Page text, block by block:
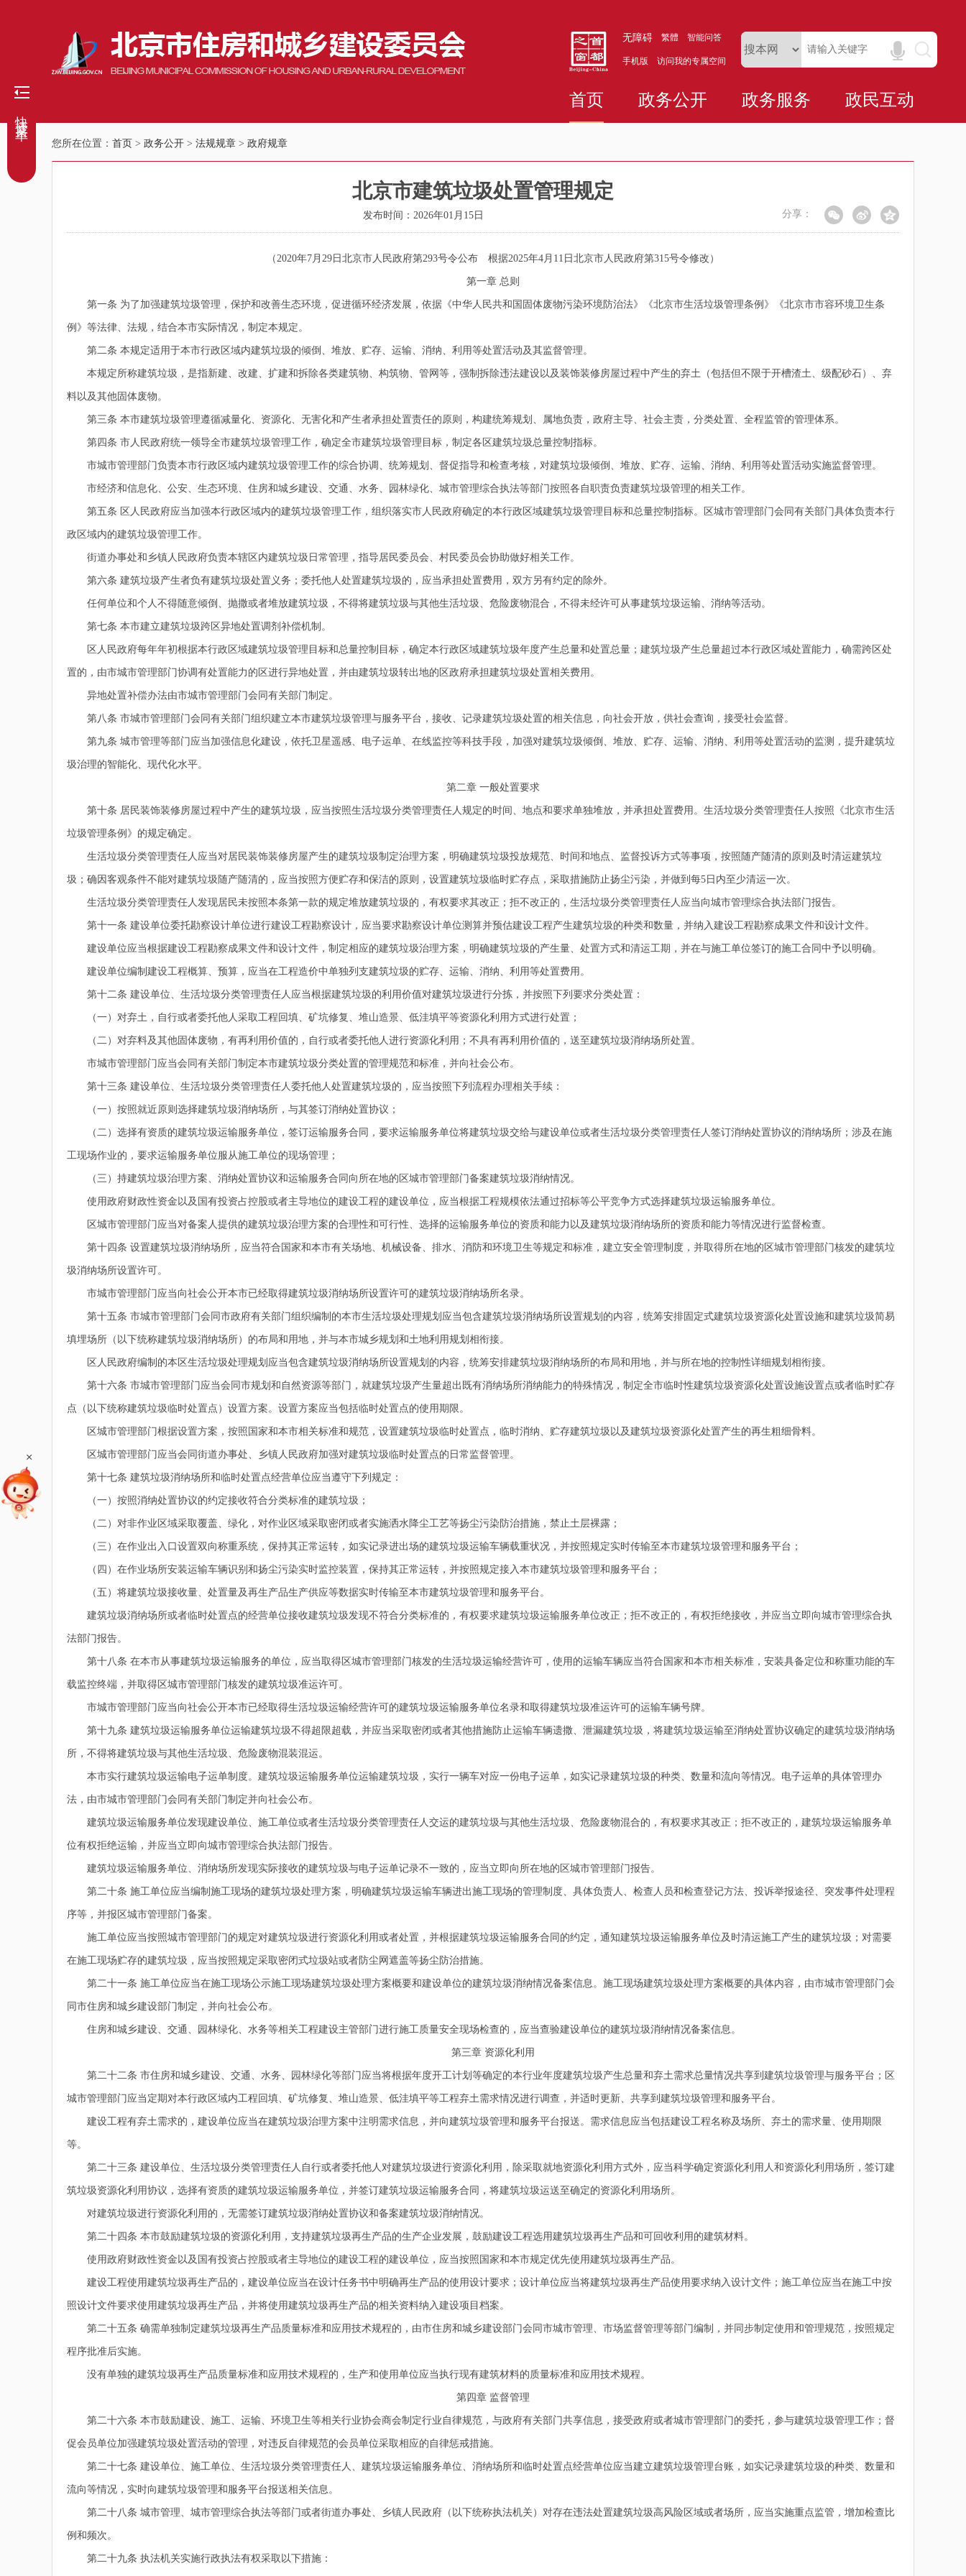
无障碍 繁體 智能问答
手机版 访问我的专属空间
首页 政务公开 政务服务 政民互动
您所在位置： 首页 > 政务公开 > 法规规章 > 政府规章
北京市建筑垃圾处置管理规定
分享：
发布时间：2026年01月15日
（2020年7月29日北京市人民政府第293号令公布 根据2025年4月11日北京市人民政府第315号令修改）
第一章 总则
第一条 为了加强建筑垃圾管理，保护和改善生态环境，促进循环经济发展，依据《中华人民共和国固体废物污染环境防治法》《北京市生活垃圾管理条例》《北京市市容环境卫生条
例》等法律、法规，结合本市实际情况，制定本规定。
第二条 本规定适用于本市行政区域内建筑垃圾的倾倒、堆放、贮存、运输、消纳、利用等处置活动及其监督管理。
本规定所称建筑垃圾，是指新建、改建、扩建和拆除各类建筑物、构筑物、管网等，强制拆除违法建设以及装饰装修房屋过程中产生的弃土（包括但不限于开槽渣土、级配砂石）、弃
料以及其他固体废物。
第三条 本市建筑垃圾管理遵循减量化、资源化、无害化和产生者承担处置责任的原则，构建统筹规划、属地负责，政府主导、社会主责，分类处置、全程监管的管理体系。
第四条 市人民政府统一领导全市建筑垃圾管理工作，确定全市建筑垃圾管理目标，制定各区建筑垃圾总量控制指标。
市城市管理部门负责本市行政区域内建筑垃圾管理工作的综合协调、统筹规划、督促指导和检查考核，对建筑垃圾倾倒、堆放、贮存、运输、消纳、利用等处置活动实施监督管理。
市经济和信息化、公安、生态环境、住房和城乡建设、交通、水务、园林绿化、城市管理综合执法等部门按照各自职责负责建筑垃圾管理的相关工作。
第五条 区人民政府应当加强本行政区域内的建筑垃圾管理工作，组织落实市人民政府确定的本行政区域建筑垃圾管理目标和总量控制指标。区城市管理部门会同有关部门具体负责本行
政区域内的建筑垃圾管理工作。
街道办事处和乡镇人民政府负责本辖区内建筑垃圾日常管理，指导居民委员会、村民委员会协助做好相关工作。
第六条 建筑垃圾产生者负有建筑垃圾处置义务；委托他人处置建筑垃圾的，应当承担处置费用，双方另有约定的除外。
任何单位和个人不得随意倾倒、抛撒或者堆放建筑垃圾，不得将建筑垃圾与其他生活垃圾、危险废物混合，不得未经许可从事建筑垃圾运输、消纳等活动。
第七条 本市建立建筑垃圾跨区异地处置调剂补偿机制。
区人民政府每年年初根据本行政区域建筑垃圾管理目标和总量控制目标，确定本行政区域建筑垃圾年度产生总量和处置总量；建筑垃圾产生总量超过本行政区域处置能力，确需跨区处
置的，由市城市管理部门协调有处置能力的区进行异地处置，并由建筑垃圾转出地的区政府承担建筑垃圾处置相关费用。
异地处置补偿办法由市城市管理部门会同有关部门制定。
第八条 市城市管理部门会同有关部门组织建立本市建筑垃圾管理与服务平台，接收、记录建筑垃圾处置的相关信息，向社会开放，供社会查询，接受社会监督。
第九条 城市管理等部门应当加强信息化建设，依托卫星遥感、电子运单、在线监控等科技手段，加强对建筑垃圾倾倒、堆放、贮存、运输、消纳、利用等处置活动的监测，提升建筑垃
圾治理的智能化、现代化水平。
第二章 一般处置要求
第十条 居民装饰装修房屋过程中产生的建筑垃圾，应当按照生活垃圾分类管理责任人规定的时间、地点和要求单独堆放，并承担处置费用。生活垃圾分类管理责任人按照《北京市生活
垃圾管理条例》的规定确定。
生活垃圾分类管理责任人应当对居民装饰装修房屋产生的建筑垃圾制定治理方案，明确建筑垃圾投放规范、时间和地点、监督投诉方式等事项，按照随产随清的原则及时清运建筑垃
圾；确因客观条件不能对建筑垃圾随产随清的，应当按照方便贮存和保洁的原则，设置建筑垃圾临时贮存点，采取措施防止扬尘污染，并做到每5日内至少清运一次。
生活垃圾分类管理责任人发现居民未按照本条第一款的规定堆放建筑垃圾的，有权要求其改正；拒不改正的，生活垃圾分类管理责任人应当向城市管理综合执法部门报告。
第十一条 建设单位委托勘察设计单位进行建设工程勘察设计，应当要求勘察设计单位测算并预估建设工程产生建筑垃圾的种类和数量，并纳入建设工程勘察成果文件和设计文件。
建设单位应当根据建设工程勘察成果文件和设计文件，制定相应的建筑垃圾治理方案，明确建筑垃圾的产生量、处置方式和清运工期，并在与施工单位签订的施工合同中予以明确。
建设单位编制建设工程概算、预算，应当在工程造价中单独列支建筑垃圾的贮存、运输、消纳、利用等处置费用。
第十二条 建设单位、生活垃圾分类管理责任人应当根据建筑垃圾的利用价值对建筑垃圾进行分拣，并按照下列要求分类处置：
（一）对弃土，自行或者委托他人采取工程回填、矿坑修复、堆山造景、低洼填平等资源化利用方式进行处置；
（二）对弃料及其他固体废物，有再利用价值的，自行或者委托他人进行资源化利用；不具有再利用价值的，送至建筑垃圾消纳场所处置。
市城市管理部门应当会同有关部门制定本市建筑垃圾分类处置的管理规范和标准，并向社会公布。
第十三条 建设单位、生活垃圾分类管理责任人委托他人处置建筑垃圾的，应当按照下列流程办理相关手续：
（一）按照就近原则选择建筑垃圾消纳场所，与其签订消纳处置协议；
（二）选择有资质的建筑垃圾运输服务单位，签订运输服务合同，要求运输服务单位将建筑垃圾交给与建设单位或者生活垃圾分类管理责任人签订消纳处置协议的消纳场所；涉及在施
工现场作业的，要求运输服务单位服从施工单位的现场管理；
（三）持建筑垃圾治理方案、消纳处置协议和运输服务合同向所在地的区城市管理部门备案建筑垃圾消纳情况。
使用政府财政性资金以及国有投资占控股或者主导地位的建设工程的建设单位，应当根据工程规模依法通过招标等公平竞争方式选择建筑垃圾运输服务单位。
区城市管理部门应当对备案人提供的建筑垃圾治理方案的合理性和可行性、选择的运输服务单位的资质和能力以及建筑垃圾消纳场所的资质和能力等情况进行监督检查。
第十四条 设置建筑垃圾消纳场所，应当符合国家和本市有关场地、机械设备、排水、消防和环境卫生等规定和标准，建立安全管理制度，并取得所在地的区城市管理部门核发的建筑垃
圾消纳场所设置许可。
市城市管理部门应当向社会公开本市已经取得建筑垃圾消纳场所设置许可的建筑垃圾消纳场所名录。
第十五条 市城市管理部门会同市政府有关部门组织编制的本市生活垃圾处理规划应当包含建筑垃圾消纳场所设置规划的内容，统筹安排固定式建筑垃圾资源化处置设施和建筑垃圾简易
填埋场所（以下统称建筑垃圾消纳场所）的布局和用地，并与本市城乡规划和土地利用规划相衔接。
区人民政府编制的本区生活垃圾处理规划应当包含建筑垃圾消纳场所设置规划的内容，统筹安排建筑垃圾消纳场所的布局和用地，并与所在地的控制性详细规划相衔接。
第十六条 市城市管理部门应当会同市规划和自然资源等部门，就建筑垃圾产生量超出既有消纳场所消纳能力的特殊情况，制定全市临时性建筑垃圾资源化处置设施设置点或者临时贮存
点（以下统称建筑垃圾临时处置点）设置方案。设置方案应当包括临时处置点的使用期限。
区城市管理部门根据设置方案，按照国家和本市相关标准和规范，设置建筑垃圾临时处置点，临时消纳、贮存建筑垃圾以及建筑垃圾资源化处置产生的再生粗细骨料。
区城市管理部门应当会同街道办事处、乡镇人民政府加强对建筑垃圾临时处置点的日常监督管理。
第十七条 建筑垃圾消纳场所和临时处置点经营单位应当遵守下列规定：
（一）按照消纳处置协议的约定接收符合分类标准的建筑垃圾；
（二）对非作业区域采取覆盖、绿化，对作业区域采取密闭或者实施洒水降尘工艺等扬尘污染防治措施，禁止土层裸露；
（三）在作业出入口设置双向称重系统，保持其正常运转，如实记录进出场的建筑垃圾运输车辆载重状况，并按照规定实时传输至本市建筑垃圾管理和服务平台；
（四）在作业场所安装运输车辆识别和扬尘污染实时监控装置，保持其正常运转，并按照规定接入本市建筑垃圾管理和服务平台；
（五）将建筑垃圾接收量、处置量及再生产品生产供应等数据实时传输至本市建筑垃圾管理和服务平台。
建筑垃圾消纳场所或者临时处置点的经营单位接收建筑垃圾发现不符合分类标准的，有权要求建筑垃圾运输服务单位改正；拒不改正的，有权拒绝接收，并应当立即向城市管理综合执
法部门报告。
第十八条 在本市从事建筑垃圾运输服务的单位，应当取得区城市管理部门核发的生活垃圾运输经营许可，使用的运输车辆应当符合国家和本市相关标准，安装具备定位和称重功能的车
载监控终端，并取得区城市管理部门核发的建筑垃圾准运许可。
市城市管理部门应当向社会公开本市已经取得生活垃圾运输经营许可的建筑垃圾运输服务单位名录和取得建筑垃圾准运许可的运输车辆号牌。
第十九条 建筑垃圾运输服务单位运输建筑垃圾不得超限超载，并应当采取密闭或者其他措施防止运输车辆遗撒、泄漏建筑垃圾，将建筑垃圾运输至消纳处置协议确定的建筑垃圾消纳场
所，不得将建筑垃圾与其他生活垃圾、危险废物混装混运。
本市实行建筑垃圾运输电子运单制度。建筑垃圾运输服务单位运输建筑垃圾，实行一辆车对应一份电子运单，如实记录建筑垃圾的种类、数量和流向等情况。电子运单的具体管理办
法，由市城市管理部门会同有关部门制定并向社会公布。
建筑垃圾运输服务单位发现建设单位、施工单位或者生活垃圾分类管理责任人交运的建筑垃圾与其他生活垃圾、危险废物混合的，有权要求其改正；拒不改正的，建筑垃圾运输服务单
位有权拒绝运输，并应当立即向城市管理综合执法部门报告。
建筑垃圾运输服务单位、消纳场所发现实际接收的建筑垃圾与电子运单记录不一致的，应当立即向所在地的区城市管理部门报告。
第二十条 施工单位应当编制施工现场的建筑垃圾处理方案，明确建筑垃圾运输车辆进出施工现场的管理制度、具体负责人、检查人员和检查登记方法、投诉举报途径、突发事件处理程
序等，并报区城市管理部门备案。
施工单位应当按照城市管理部门的规定对建筑垃圾进行资源化利用或者处置，并根据建筑垃圾运输服务合同的约定，通知建筑垃圾运输服务单位及时清运施工产生的建筑垃圾；对需要
在施工现场贮存的建筑垃圾，应当按照规定采取密闭式垃圾站或者防尘网遮盖等扬尘防治措施。
第二十一条 施工单位应当在施工现场公示施工现场建筑垃圾处理方案概要和建设单位的建筑垃圾消纳情况备案信息。施工现场建筑垃圾处理方案概要的具体内容，由市城市管理部门会
同市住房和城乡建设部门制定，并向社会公布。
住房和城乡建设、交通、园林绿化、水务等相关工程建设主管部门进行施工质量安全现场检查的，应当查验建设单位的建筑垃圾消纳情况备案信息。
第三章 资源化利用
第二十二条 市住房和城乡建设、交通、水务、园林绿化等部门应当将根据年度开工计划等确定的本行业年度建筑垃圾产生总量和弃土需求总量情况共享到建筑垃圾管理与服务平台；区
城市管理部门应当定期对本行政区域内工程回填、矿坑修复、堆山造景、低洼填平等工程弃土需求情况进行调查，并适时更新、共享到建筑垃圾管理和服务平台。
建设工程有弃土需求的，建设单位应当在建筑垃圾治理方案中注明需求信息，并向建筑垃圾管理和服务平台报送。需求信息应当包括建设工程名称及场所、弃土的需求量、使用期限
等。
第二十三条 建设单位、生活垃圾分类管理责任人自行或者委托他人对建筑垃圾进行资源化利用，除采取就地资源化利用方式外，应当科学确定资源化利用人和资源化利用场所，签订建
筑垃圾资源化利用协议，选择有资质的建筑垃圾运输服务单位，并签订建筑垃圾运输服务合同，将建筑垃圾运送至确定的资源化利用场所。
对建筑垃圾进行资源化利用的，无需签订建筑垃圾消纳处置协议和备案建筑垃圾消纳情况。
第二十四条 本市鼓励建筑垃圾的资源化利用，支持建筑垃圾再生产品的生产企业发展，鼓励建设工程选用建筑垃圾再生产品和可回收利用的建筑材料。
使用政府财政性资金以及国有投资占控股或者主导地位的建设工程的建设单位，应当按照国家和本市规定优先使用建筑垃圾再生产品。
建设工程使用建筑垃圾再生产品的，建设单位应当在设计任务书中明确再生产品的使用设计要求；设计单位应当将建筑垃圾再生产品使用要求纳入设计文件；施工单位应当在施工中按
照设计文件要求使用建筑垃圾再生产品，并将使用建筑垃圾再生产品的相关资料纳入建设项目档案。
第二十五条 确需单独制定建筑垃圾再生产品质量标准和应用技术规程的，由市住房和城乡建设部门会同市城市管理、市场监督管理等部门编制，并同步制定使用和管理规范，按照规定
程序批准后实施。
没有单独的建筑垃圾再生产品质量标准和应用技术规程的，生产和使用单位应当执行现有建筑材料的质量标准和应用技术规程。
第四章 监督管理
第二十六条 本市鼓励建设、施工、运输、环境卫生等相关行业协会商会制定行业自律规范，与政府有关部门共享信息，接受政府或者城市管理部门的委托，参与建筑垃圾管理工作；督
促会员单位加强建筑垃圾处置活动的管理，对违反自律规范的会员单位采取相应的自律惩戒措施。
第二十七条 建设单位、施工单位、生活垃圾分类管理责任人、建筑垃圾运输服务单位、消纳场所和临时处置点经营单位应当建立建筑垃圾管理台账，如实记录建筑垃圾的种类、数量和
流向等情况，实时向建筑垃圾管理和服务平台报送相关信息。
第二十八条 城市管理、城市管理综合执法等部门或者街道办事处、乡镇人民政府（以下统称执法机关）对存在违法处置建筑垃圾高风险区域或者场所，应当实施重点监管，增加检查比
例和频次。
第二十九条 执法机关实施行政执法有权采取以下措施：
+
快捷菜单